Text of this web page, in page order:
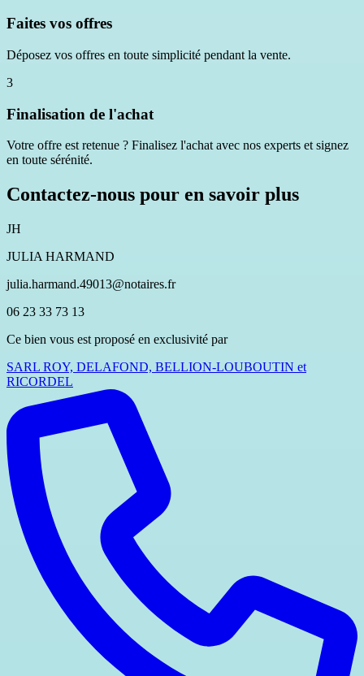
Faites vos offres
Déposez vos offres en toute simplicité pendant la vente.
3
Finalisation de l'achat
Votre offre est retenue ? Finalisez l'achat avec nos experts et signez
en toute sérénité.
Contactez-nous pour en savoir plus
JH
JULIA HARMAND
julia.harmand.49013@notaires.fr
06 23 33 73 13
Ce bien vous est proposé en exclusivité par
SARL ROY, DELAFOND, BELLION-LOUBOUTIN et
RICORDEL